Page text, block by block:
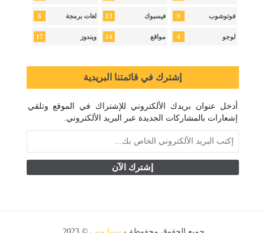
فوتوشوب 9 فيسبوك 13 لغات برمجة 8
لوجو 4 مواقع 14 ويندوز 17
إشترك في قائمتنا البريدية
أدخل عنوان بريدك الألكتروني للإشتراك في الموقع وتلقي
إشعارات بالمشاركات الجديدة عبر البريد الألكتروني.